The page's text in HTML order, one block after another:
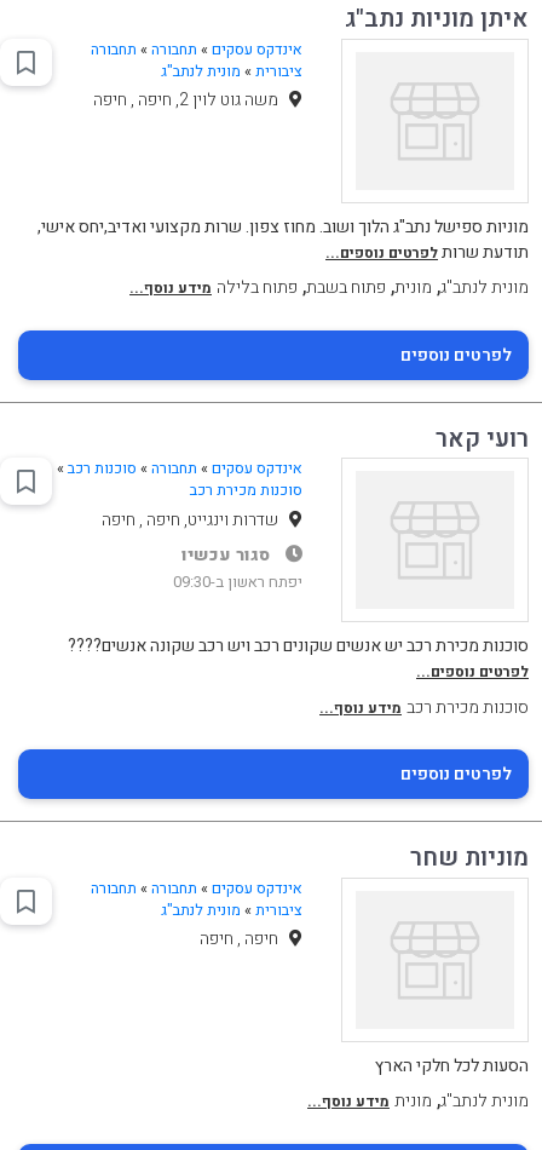
איתן מוניות נתב"ג
אינדקס עסקים » תחבורה» תחבורה
ציבורית» מונית לנתב"ג
משה גוט לוין 2, חיפה , חיפה
מוניות ספישל נתב"ג הלוך ושוב. מחוז צפון. שרות מקצועי ואדיב,יחס אישי,
תודעת שרותלפרטים נוספים...
מונית לנתב"ג, מונית, פתוח בשבת, פתוח בלילה מידע נוסף...
לפרטים נוספים
רועי קאר
אינדקס עסקים » תחבורה» סוכנות רכב»
סוכנות מכירת רכב
שדרות וינגייט, חיפה , חיפה
סגור עכשיו
יפתח ראשון ב-09:30
סוכנות מכירת רכב יש אנשים שקונים רכב ויש רכב שקונה אנשים????
לפרטים נוספים...
סוכנות מכירת רכב מידע נוסף...
לפרטים נוספים
מוניות שחר
אינדקס עסקים » תחבורה» תחבורה
ציבורית» מונית לנתב"ג
חיפה , חיפה
הסעות לכל חלקי הארץ
מונית לנתב"ג, מונית מידע נוסף...